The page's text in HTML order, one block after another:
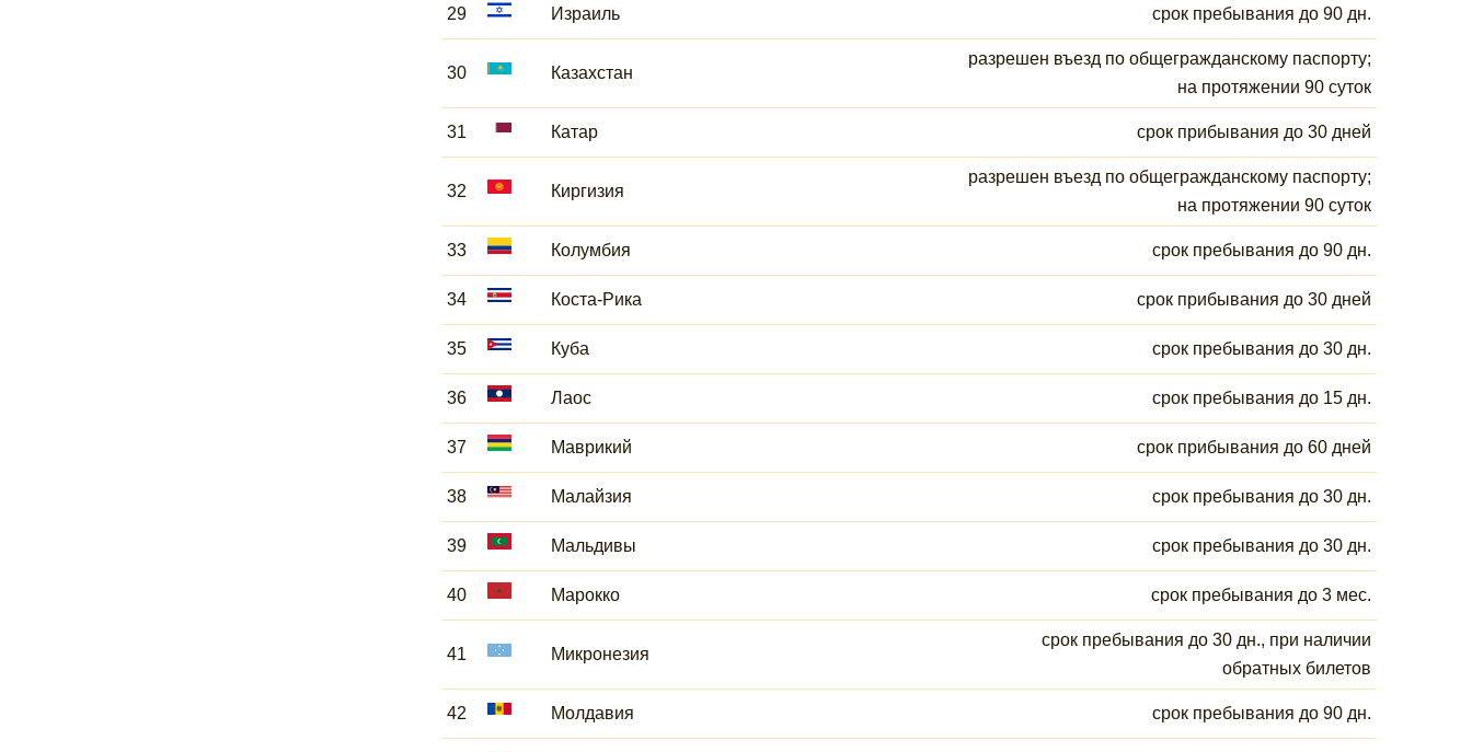
29 Израиль срок пребывания до 90 дн.
30 Казахстан
разрешен въезд по общегражданскому паспорту;
на протяжении 90 суток
31 Катар срок прибывания до 30 дней
32 Киргизия
разрешен въезд по общегражданскому паспорту;
на протяжении 90 суток
33 Колумбия срок пребывания до 90 дн.
34 Коста-Рика срок прибывания до 30 дней
35 Куба срок пребывания до 30 дн.
36 Лаос срок пребывания до 15 дн.
37 Маврикий срок прибывания до 60 дней
38 Малайзия срок пребывания до 30 дн.
39 Мальдивы срок пребывания до 30 дн.
40 Марокко срок пребывания до 3 мес.
41 Микронезия
срок пребывания до 30 дн., при наличии
обратных билетов
42 Молдавия срок пребывания до 90 дн.